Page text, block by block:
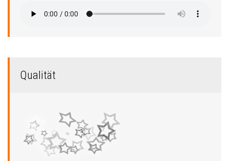
Qualität